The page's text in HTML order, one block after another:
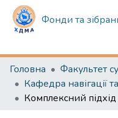
Фонди та
Головна
Факультет